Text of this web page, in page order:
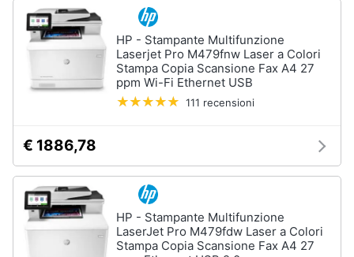
Termostato
wifi
Videocitofono
Vedi
tutti
informatica
Webcam
Software
HP - Stampante Multifunzione
Laserjet Pro M479fnw Laser a Colori
Stampa Copia Scansione Fax A4 27
ppm Wi-Fi Ethernet USB
111 recensioni
€ 1886,78
HP - Stampante Multifunzione
LaserJet Pro M479fdw Laser a Colori
Stampa Copia Scansione Fax A4 27